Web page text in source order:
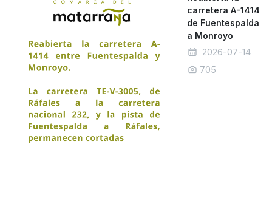
carretera A-1414
de Fuentespalda
a Monroyo
2026-07-14
705